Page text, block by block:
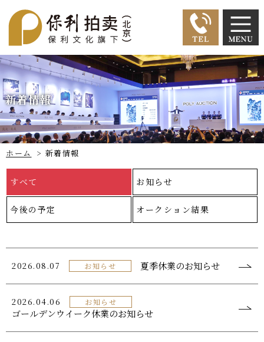
新着情報
ホーム > 新着情報
すべて お知らせ
今後の予定 オークション結果
2026.08.07 お知らせ 夏季休業のお知らせ
2026.04.06 お知らせ
ゴールデンウイーク休業のお知らせ